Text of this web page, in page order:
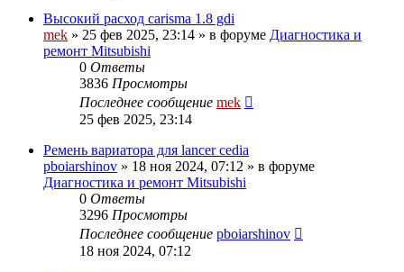
Высокий расход carisma 1.8 gdi
mek » 25 фев 2025, 23:14 » в форуме Диагностика и
ремонт Mitsubishi
0 Ответы
3836 Просмотры
Последнее сообщение mek
25 фев 2025, 23:14
Ремень вариатора для lancer cedia
pboiarshinov » 18 ноя 2024, 07:12 » в форуме
Диагностика и ремонт Mitsubishi
0 Ответы
3296 Просмотры
Последнее сообщение pboiarshinov
18 ноя 2024, 07:12